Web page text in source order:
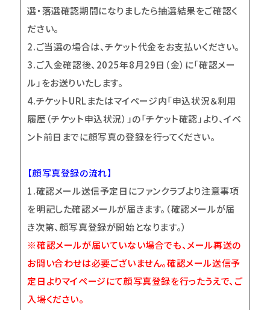
選・落選確認期間になりましたら抽選結果をご確認く
ださい。
2.ご当選の場合は、チケット代金をお支払いください。
3.ご入金確認後、2025年8月29日（金） に「確認メー
ル」をお送りいたします。
4.チケットURLまたはマイページ内「申込状況＆利用
履歴（チケット申込状況）」の「チケット確認」より、イベ
ント前日までに顔写真の登録を行ってください。
【顔写真登録の流れ】
1.確認メール送信予定日にファンクラブより注意事項
を明記した確認メールが届きます。（確認メールが届
き次第、顔写真登録が開始となります。）
※確認メールが届いていない場合でも、メール再送の
お問い合わせは必要ございません。確認メール送信予
定日よりマイページにて顔写真登録を行ったうえで、ご
入場ください。